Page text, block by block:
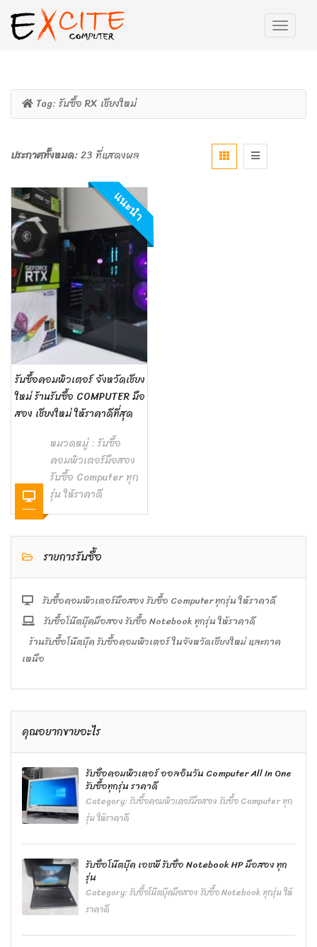
Tag: รับซื้อ RX เชียงใหม่
ประกาศทั้งหมด:23 ที่แสดงผล
แนะนำ
รับซื้อคอมพิวเตอร์ จังหวัดเชียง
ใหม่ ร้านรับซื้อ COMPUTER มือ
สอง เชียงใหม่ ให้ราคาดีที่สุด
หมวดหมู่ : รับซื้อ
คอมพิวเตอร์มือสอง
รับซื้อ Computer ทุก
รุ่น ให้ราคาดี
รายการรับซื้อ
รับซื้อคอมพิวเตอร์มือสอง รับซื้อ Computer ทุกรุ่น ให้ราคาดี
รับซื้อโน๊ตบุ๊คมือสอง รับซื้อ Notebook ทุกรุ่น ให้ราคาดี
ร้านรับซื้อโน๊ตบุ๊ค รับซื้อคอมพิวเตอร์ ในจังหวัดเชียงใหม่ และภาค
เหนือ
คุณอยากขายอะไร
รับซื้อคอมพิวเตอร์ ออลอินวัน Computer All In One
รับซื้อทุกรุ่น ราคาดี
Category:รับซื้อคอมพิวเตอร์มือสอง รับซื้อ Computer ทุก
รุ่น ให้ราคาดี
รับซื้อโน๊ตบุ๊ค เอชพี รับซื้อ Notebook HP มือสอง ทุก
รุ่น
Category:รับซื้อโน๊ตบุ๊คมือสอง รับซื้อ Notebook ทุกรุ่น ให้
ราคาดี